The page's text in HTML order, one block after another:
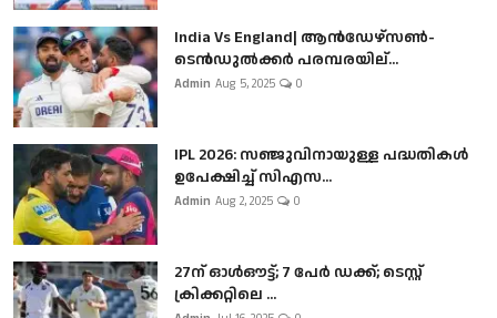
India Vs England| ആൻഡേഴ്സൺ-
ടെൻഡുല്‍ക്കർ പരമ്പരയില്...
Admin Aug 5, 2025 0
IPL 2026: സഞ്ജുവിനായുള്ള പദ്ധതികൾ
ഉപേക്ഷിച്ച് സിഎസ...
Admin Aug 2, 2025 0
27ന് ഓൾഔട്ട്; 7 പേർ ഡക്ക്; ടെസ്റ്റ്
ക്രിക്കറ്റിലെ ...